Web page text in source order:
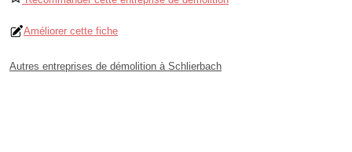
Améliorer cette fiche
Autres entreprises de démolition à Schlierbach